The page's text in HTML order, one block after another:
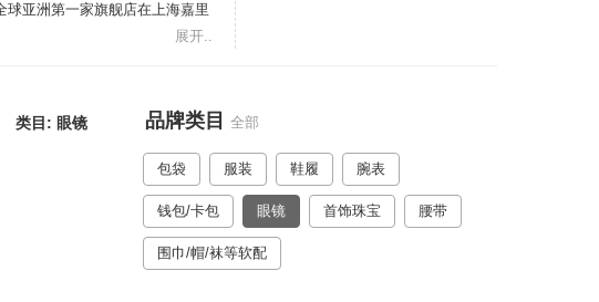
亚洲第一家旗舰店在上海嘉里
展开..
类目: 眼镜 品牌类目 全部
包袋 服装 鞋履 腕表
钱包/卡包 眼镜 首饰珠宝 腰带
围巾/帽/袜等软配